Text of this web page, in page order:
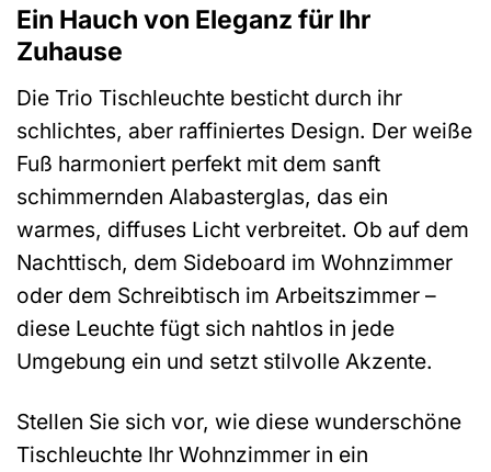
Ein Hauch von Eleganz für Ihr
Zuhause
Die Trio Tischleuchte besticht durch ihr
schlichtes, aber raffiniertes Design. Der weiße
Fuß harmoniert perfekt mit dem sanft
schimmernden Alabasterglas, das ein
warmes, diffuses Licht verbreitet. Ob auf dem
Nachttisch, dem Sideboard im Wohnzimmer
oder dem Schreibtisch im Arbeitszimmer –
diese Leuchte fügt sich nahtlos in jede
Umgebung ein und setzt stilvolle Akzente.
Stellen Sie sich vor, wie diese wunderschöne
Tischleuchte Ihr Wohnzimmer in ein